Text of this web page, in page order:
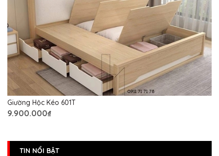
Giường Hộc Kéo 601T
9.900.000₫
TIN NỔI BẬT